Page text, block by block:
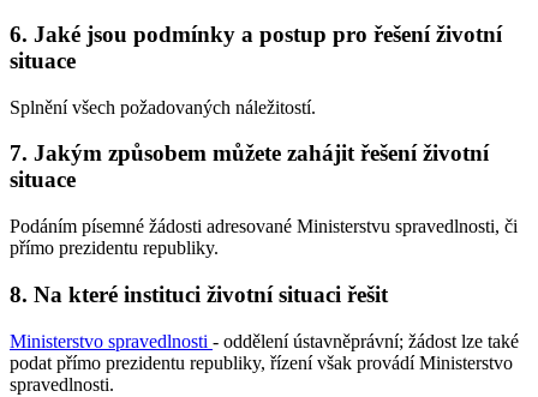
6. Jaké jsou podmínky a postup pro řešení životní
situace
Splnění všech požadovaných náležitostí.
7. Jakým způsobem můžete zahájit řešení životní
situace
Podáním písemné žádosti adresované Ministerstvu spravedlnosti, či
přímo prezidentu republiky.
8. Na které instituci životní situaci řešit
Ministerstvo spravedlnosti - oddělení ústavněprávní; žádost lze také
podat přímo prezidentu republiky, řízení však provádí Ministerstvo
spravedlnosti.